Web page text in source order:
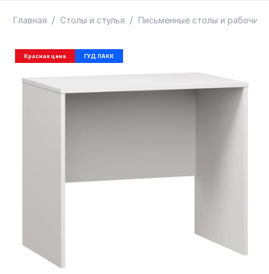
Главная / Столы и стулья / Письменные столы и рабочие
ГУД ЛАКК
Красная цена